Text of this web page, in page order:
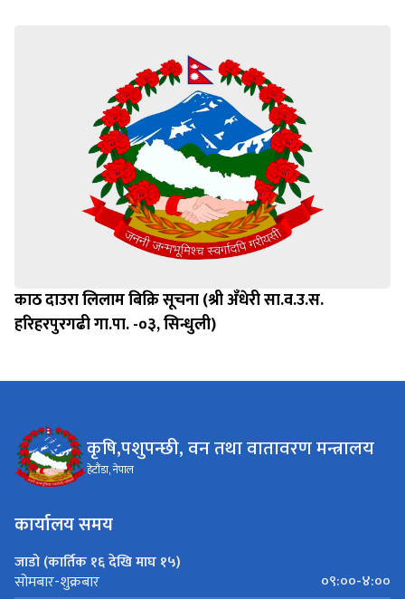
काठ दाउरा लिलाम बिक्रि सूचना (श्री अँधेरी सा.व.उ.स.
हरिहरपुरगढी गा.पा. -०३, सिन्धुली)
कृषि,पशुपन्छी, वन तथा वातावरण मन्त्रालय
हेटौंडा, नेपाल
कार्यालय समय
जाडो (कार्तिक १६ देखि माघ १५)
सोमबार-शुक्रबार
०९:००-४:००